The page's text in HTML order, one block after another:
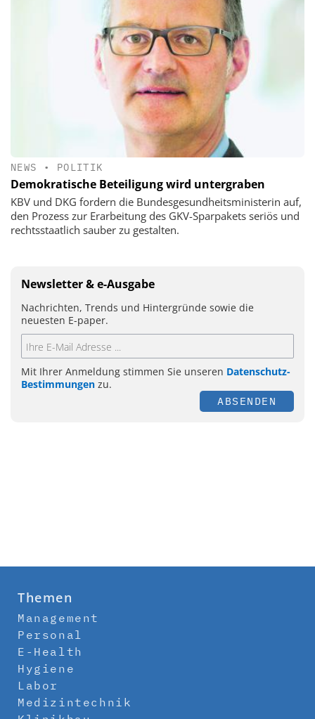
NEWS • POLITIK
Demokratische Beteiligung wird untergraben
KBV und DKG fordern die Bundesgesundheitsministerin auf,
den Prozess zur Erarbeitung des GKV-Sparpakets seriös und
rechtsstaatlich sauber zu gestalten.
Newsletter & e-Ausgabe
Nachrichten, Trends und Hintergründe sowie die
neuesten E-paper.
Mit Ihrer Anmeldung stimmen Sie unseren Datenschutz-
Bestimmungen zu.
ABSENDEN
Themen
Management
Personal
E-Health
Hygiene
Labor
Medizintechnik